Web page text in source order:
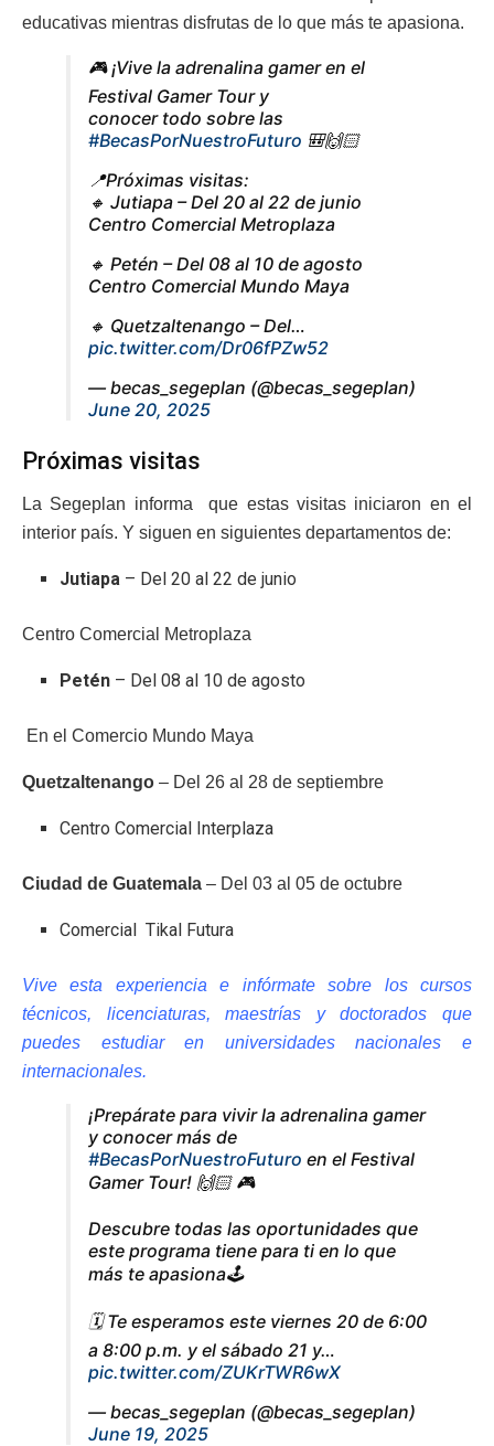
educativas mientras disfrutas de lo que más te apasiona.
🎮 ¡Vive la adrenalina gamer en el
Festival Gamer Tour y
conocer todo sobre las
#BecasPorNuestroFuturo 🎒🙌🏻
📍Próximas visitas:
🔸 Jutiapa – Del 20 al 22 de junio
Centro Comercial Metroplaza
🔸 Petén – Del 08 al 10 de agosto
Centro Comercial Mundo Maya
🔸 Quetzaltenango – Del…
pic.twitter.com/Dr06fPZw52
— becas_segeplan (@becas_segeplan)
June 20, 2025
Próximas visitas
La Segeplan informa que estas visitas iniciaron en el
interior país. Y siguen en siguientes departamentos de:
Jutiapa – Del 20 al 22 de junio
Centro Comercial Metroplaza
Petén – Del 08 al 10 de agosto
En el Comercio Mundo Maya
Quetzaltenango – Del 26 al 28 de septiembre
Centro Comercial Interplaza
Ciudad de Guatemala – Del 03 al 05 de octubre
Comercial Tikal Futura
Vive esta experiencia e infórmate sobre los cursos
técnicos, licenciaturas, maestrías y doctorados que
puedes estudiar en universidades nacionales e
internacionales.
¡Prepárate para vivir la adrenalina gamer
y conocer más de
#BecasPorNuestroFuturo en el Festival
Gamer Tour! 🙌🏻 🎮
Descubre todas las oportunidades que
este programa tiene para ti en lo que
más te apasiona🕹️
🗓️ Te esperamos este viernes 20 de 6:00
a 8:00 p.m. y el sábado 21 y…
pic.twitter.com/ZUKrTWR6wX
— becas_segeplan (@becas_segeplan)
June 19, 2025